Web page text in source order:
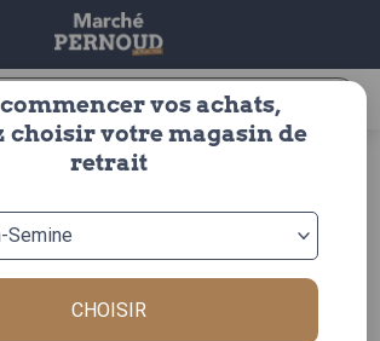
légumes> fruits>
vos achats,
choisir votre magasin de
retrait
CHOISIR